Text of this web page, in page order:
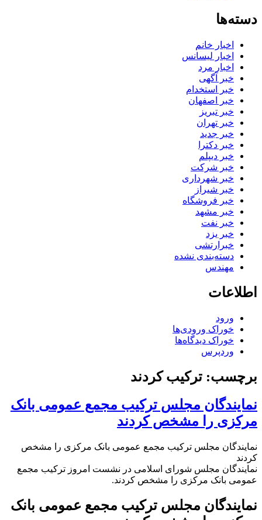
دسته‌ها
اخبار خانم
اخبار لیسانس
اخبار مرد
خبر آگهی
خبر استخدام
خبر اصفهان
خبر تبریز
خبر تهران
خبر جدید
خبر دکترا
خبر دیپلم
خبر شرکت
خبر شهرداری
خبر شیراز
خبر فروشگاه
خبر مشهد
خبر نفت
خبر یزد
خبرارتشی
دسته‌بندی نشده
مهندس
اطلاعات
ورود
خوراک ورودی‌ها
خوراک دیدگاه‌ها
وردپرس
برچسب: ترکیب کردند
نمایندگان مجلس ترکیب مجمع عمومی بانک
مرکزی را مشخص کردند
نمایندگان مجلس ترکیب مجمع عمومی بانک مرکزی را مشخص
کردند
نمایندگان مجلس شورای اسلامی در نشست امروز ترکیب مجمع
عمومی بانک مرکزی را مشخص کردند.
نمایندگان مجلس ترکیب مجمع عمومی بانک